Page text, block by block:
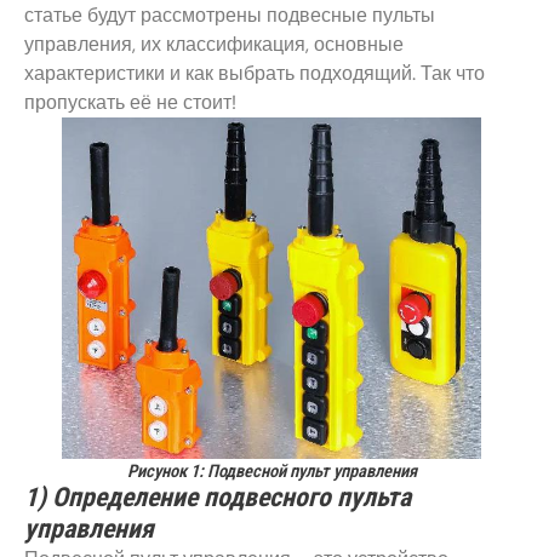
статье будут рассмотрены подвесные пульты
управления, их классификация, основные
характеристики и как выбрать подходящий. Так что
пропускать её не стоит!
Рисунок 1: Подвесной пульт управления
1) Определение подвесного пульта
управления